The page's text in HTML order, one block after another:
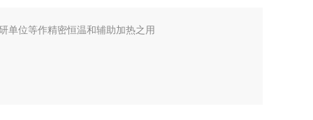
单位等作精密恒温和辅助加热之用